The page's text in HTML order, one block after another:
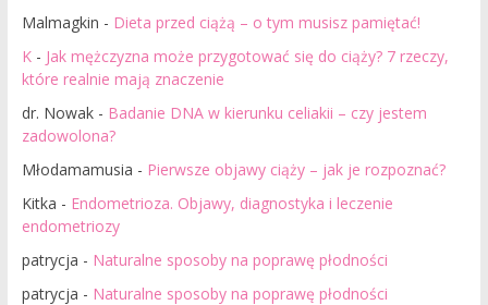
Malmagkin - Dieta przed ciążą – o tym musisz pamiętać!
K- Jak mężczyzna może przygotować się do ciąży? 7 rzeczy,
które realnie mają znaczenie
dr. Nowak- Badanie DNA w kierunku celiakii – czy jestem
zadowolona?
Młodamamusia - Pierwsze objawy ciąży – jak je rozpoznać?
Kitka - Endometrioza. Objawy, diagnostyka i leczenie
endometriozy
patrycja - Naturalne sposoby na poprawę płodności
patrycja - Naturalne sposoby na poprawę płodności